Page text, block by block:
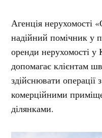
Агенція нерухомості
надійний помічник у
оренди нерухомості
допомагає клієнтам
здійснювати
комерційними
ділянками.